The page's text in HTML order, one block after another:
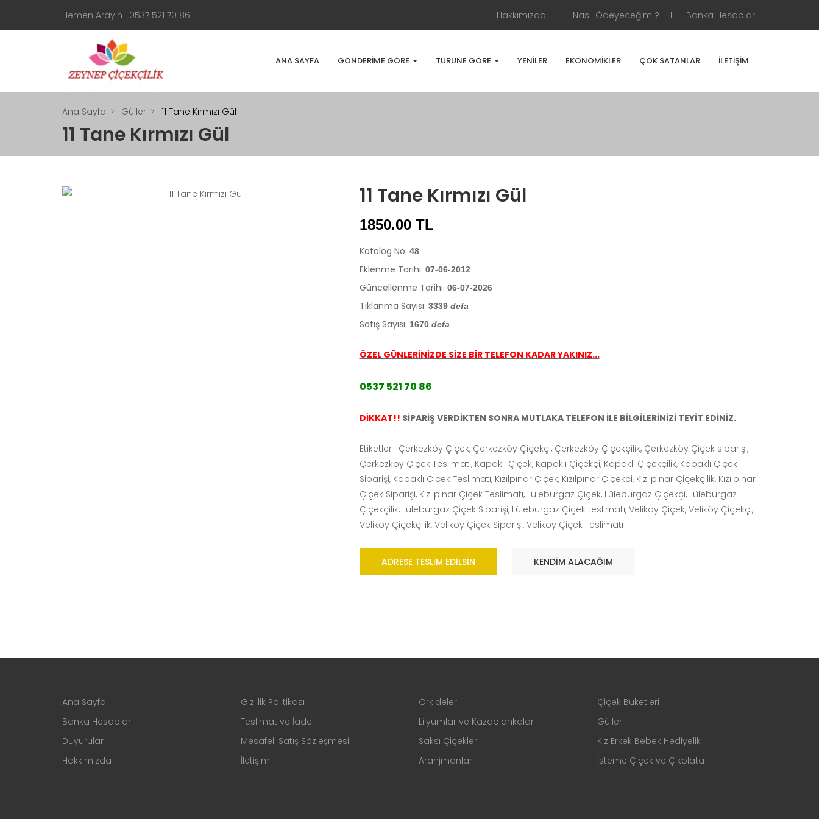
Hemen Arayın : 0537 521 70 86 Hakkımızda Nasıl Ödeyeceğim ? Banka Hesapları
ANA SAYFA GÖNDERIME GÖRE TÜRÜNE GÖRE YENILER EKONOMIKLER ÇOK SATANLAR İLETIŞIM
Ana Sayfa Güller 11 Tane Kırmızı Gül
11 Tane Kırmızı Gül
11 Tane Kırmızı Gül
1850.00 TL
Katalog No: 48
Eklenme Tarihi: 07-06-2012
Güncellenme Tarihi: 06-07-2026
Tıklanma Sayısı: 3339 defa
Satış Sayısı: 1670 defa
ÖZEL GÜNLERİNİZDE SİZE BİR TELEFON KADAR YAKINIZ...
0537 521 70 86
DİKKAT!! SİPARİŞ VERDİKTEN SONRA MUTLAKA TELEFON İLE BİLGİLERİNİZİ TEYİT EDİNİZ.
Etiketler : Çerkezköy Çiçek, Çerkezköy Çiçekçi, Çerkezköy Çiçekçilik, Çerkezköy Çiçek siparişi,
Çerkezköy Çiçek Teslimatı, Kapaklı Çiçek, Kapaklı Çiçekçi, Kapaklı Çiçekçilik, Kapaklı Çiçek
Siparişi, Kapaklı Çiçek Teslimatı, Kızılpınar Çiçek, Kızılpınar Çiçekçi, Kızılpınar Çiçekçilik, Kızılpınar
Çiçek Siparişi, Kızılpınar Çiçek Teslimatı, Lüleburgaz Çiçek, Lüleburgaz Çiçekçi, Lüleburgaz
Çiçekçilik, Lüleburgaz Çiçek Siparişi, Lüleburgaz Çiçek teslimatı, Veliköy Çiçek, Veliköy Çiçekçi,
Veliköy Çiçekçilik, Veliköy Çiçek Siparişi, Veliköy Çiçek Teslimatı
ADRESE TESLIM EDILSIN KENDIM ALACAĞIM
Ana Sayfa
Banka Hesapları
Duyurular
Hakkımızda
Gizlilik Politikası
Teslimat ve İade
Mesafeli Satış Sözleşmesi
İletişim
Orkideler
Lilyumlar ve Kazablankalar
Saksı Çiçekleri
Aranjmanlar
Çiçek Buketleri
Güller
Kız Erkek Bebek Hediyelik
İsteme Çiçek ve Çikolata